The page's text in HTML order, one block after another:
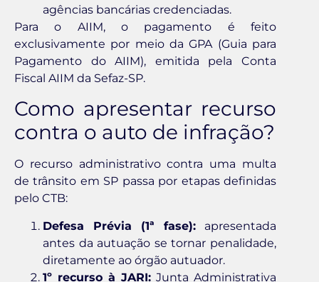
agências bancárias credenciadas.
Para o AIIM, o pagamento é feito
exclusivamente por meio da GPA (Guia para
Pagamento do AIIM), emitida pela Conta
Fiscal AIIM da Sefaz-SP.
Como apresentar recurso
contra o auto de infração?
O recurso administrativo contra uma multa
de trânsito em SP passa por etapas definidas
pelo CTB:
Defesa Prévia (1ª fase): apresentada
antes da autuação se tornar penalidade,
diretamente ao órgão autuador.
1º recurso à JARI: Junta Administrativa